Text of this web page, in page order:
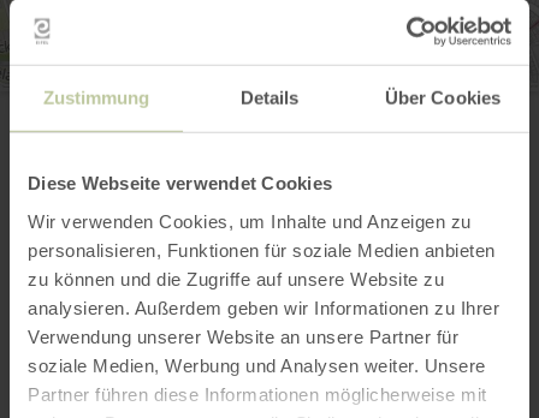
Zustimmung Details Über Cookies
Diese Webseite verwendet Cookies
Wir verwenden Cookies, um Inhalte und Anzeigen zu
personalisieren, Funktionen für soziale Medien anbieten
zu können und die Zugriffe auf unsere Website zu
analysieren. Außerdem geben wir Informationen zu Ihrer
Verwendung unserer Website an unsere Partner für
soziale Medien, Werbung und Analysen weiter. Unsere
Partner führen diese Informationen möglicherweise mit
Akropolis von Aachen
52070 Aachen
in Karte anzeigen
aachen tourist service e.v.
E-Mail
Webseite